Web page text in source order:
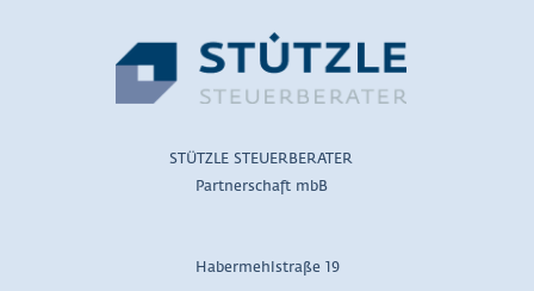
STÜTZLE STEUERBERATER
Partnerschaft mbB
Habermehlstraße 19